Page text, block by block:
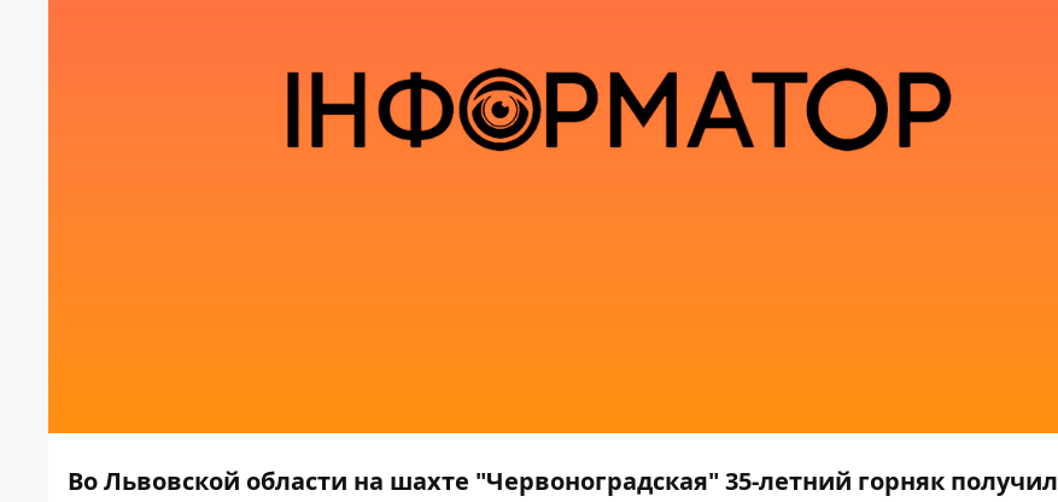
Во Львовской области на шахте "Червоноградская" 35-летний горняк получил